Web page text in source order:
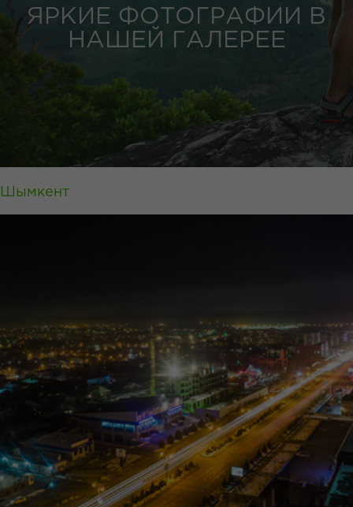
ЯРКИЕ ФОТОГРАФИИ В
НАШЕЙ ГАЛЕРЕЕ
Шымкент